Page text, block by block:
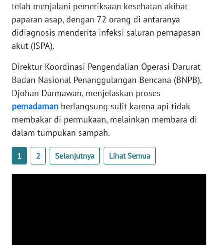
telah menjalani pemeriksaan kesehatan akibat
paparan asap, dengan 72 orang di antaranya
didiagnosis menderita infeksi saluran pernapasan
akut (ISPA).
Direktur Koordinasi Pengendalian Operasi Darurat
Badan Nasional Penanggulangan Bencana (BNPB),
Djohan Darmawan, menjelaskan proses
pemadaman berlangsung sulit karena api tidak
membakar di permukaan, melainkan membara di
dalam tumpukan sampah.
1 2 Selanjutnya Lihat Semua
WN
RIAU
WN
SERAMBI
WN
JAMBI
WN
SULTRA
WN
NTB